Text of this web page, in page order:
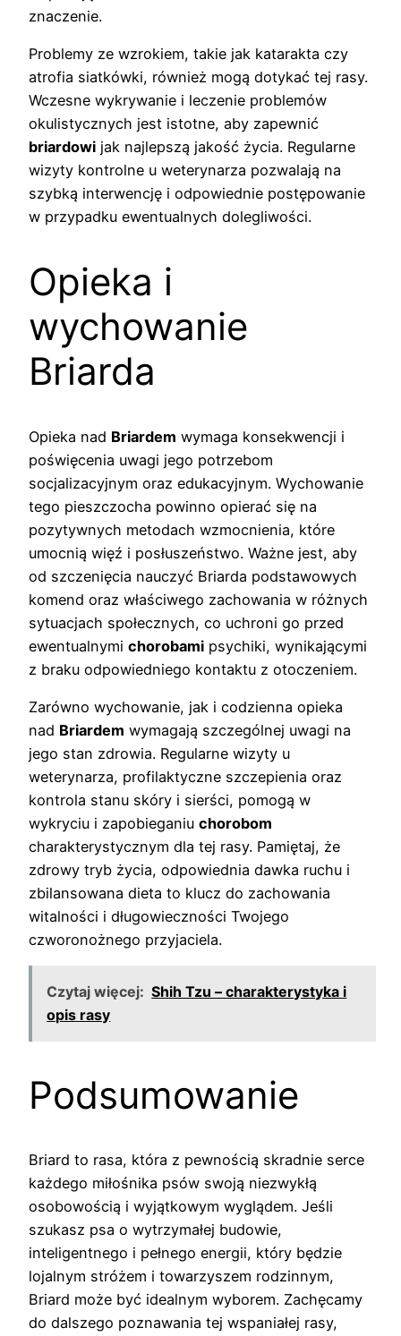
znaczenie.
Problemy ze wzrokiem, takie jak katarakta czy
atrofia siatkówki, również mogą dotykać tej rasy.
Wczesne wykrywanie i leczenie problemów
okulistycznych jest istotne, aby zapewnić
briardowi jak najlepszą jakość życia. Regularne
wizyty kontrolne u weterynarza pozwalają na
szybką interwencję i odpowiednie postępowanie
w przypadku ewentualnych dolegliwości.
Opieka i
wychowanie
Briarda
Opieka nad Briardem wymaga konsekwencji i
poświęcenia uwagi jego potrzebom
socjalizacyjnym oraz edukacyjnym. Wychowanie
tego pieszczocha powinno opierać się na
pozytywnych metodach wzmocnienia, które
umocnią więź i posłuszeństwo. Ważne jest, aby
od szczenięcia nauczyć Briarda podstawowych
komend oraz właściwego zachowania w różnych
sytuacjach społecznych, co uchroni go przed
ewentualnymi chorobami psychiki, wynikającymi
z braku odpowiedniego kontaktu z otoczeniem.
Zarówno wychowanie, jak i codzienna opieka
nad Briardem wymagają szczególnej uwagi na
jego stan zdrowia. Regularne wizyty u
weterynarza, profilaktyczne szczepienia oraz
kontrola stanu skóry i sierści, pomogą w
wykryciu i zapobieganiu chorobom
charakterystycznym dla tej rasy. Pamiętaj, że
zdrowy tryb życia, odpowiednia dawka ruchu i
zbilansowana dieta to klucz do zachowania
witalności i długowieczności Twojego
czworonożnego przyjaciela.
Czytaj więcej: Shih Tzu – charakterystyka i
opis rasy
Podsumowanie
Briard to rasa, która z pewnością skradnie serce
każdego miłośnika psów swoją niezwykłą
osobowością i wyjątkowym wyglądem. Jeśli
szukasz psa o wytrzymałej budowie,
inteligentnego i pełnego energii, który będzie
lojalnym stróżem i towarzyszem rodzinnym,
Briard może być idealnym wyborem. Zachęcamy
do dalszego poznawania tej wspaniałej rasy,